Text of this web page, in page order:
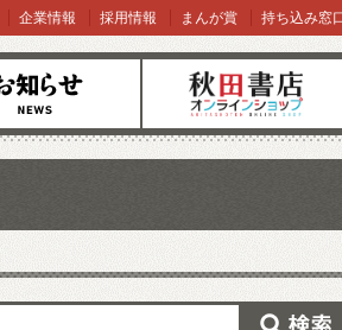
オンラインショップ
企業情報 採用情報 まんが賞 持ち込み窓